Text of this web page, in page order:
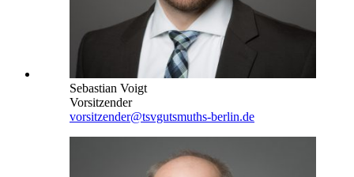
Sebastian Voigt
Vorsitzender
vorsitzender@tsvgutsmuths-berlin.de